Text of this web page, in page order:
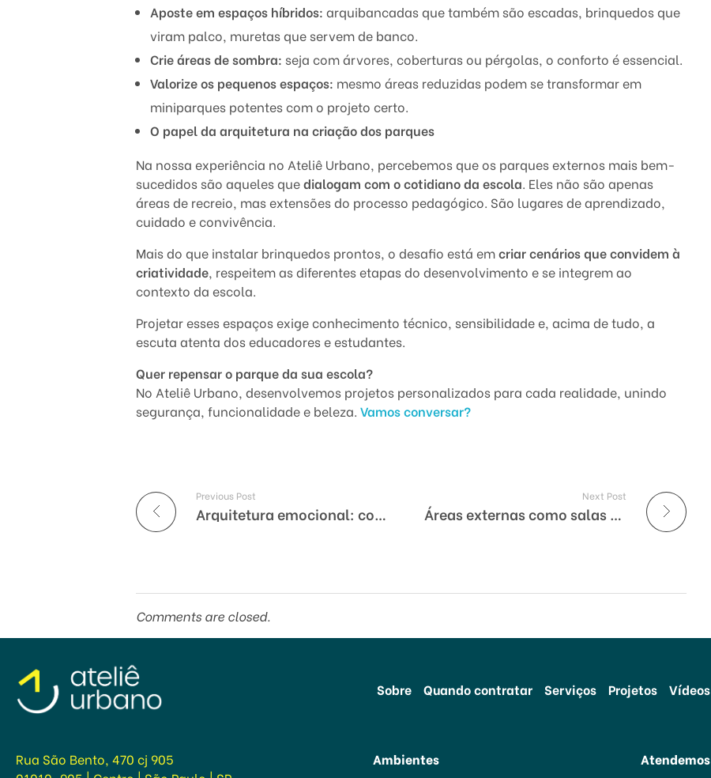
a
i
m
i
n
a
ç
ã
o
Aposte em espaços híbridos: arquibancadas que também são escadas, brinquedos que
viram palco, muretas que servem de banco.
Crie áreas de sombra: seja com árvores, coberturas ou pérgolas, o conforto é essencial.
Valorize os pequenos espaços: mesmo áreas reduzidas podem se transformar em
miniparques potentes com o projeto certo.
O papel da arquitetura na criação dos parques
Na nossa experiência no Ateliê Urbano, percebemos que os parques externos mais bem-
sucedidos são aqueles quedialogam com o cotidiano da escola. Eles não são apenas
áreas de recreio, mas extensões do processo pedagógico. São lugares de aprendizado,
cuidado e convivência.
Mais do que instalar brinquedos prontos, o desafio está emcriar cenários que convidem à
criatividade, respeitem as diferentes etapas do desenvolvimento e se integrem ao
contexto da escola.
Projetar esses espaços exige conhecimento técnico, sensibilidade e, acima de tudo, a
escuta atenta dos educadores e estudantes.
Quer repensar o parque da sua escola?
No Ateliê Urbano, desenvolvemos projetos personalizados para cada realidade, unindo
segurança, funcionalidade e beleza. Vamos conversar?
Previous Post
Arquitetura emocional: como os espaços escolares impactam a saúde mental da comunidade
Next Post
Áreas externas como salas de aula
Comments are closed.
Sobre Quando contratar Serviços Projetos Vídeos
Rua São Bento, 470 cj 905
Ambientes Atendemos